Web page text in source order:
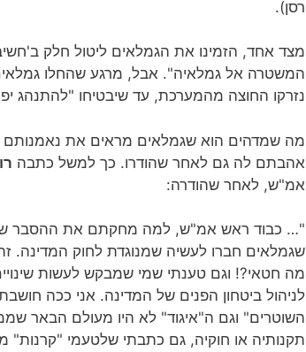
רסן).
מצד אחד, הזמינו את הגמלאים ליטול חלק
המשטרה אל גמלאיה". אבל, מרגע שהחלו
נזרקו החוצה מהמערכת, עד שיבטיחו "להתנהג
מה שמדהים הוא שגמלאים מראים את
אהבתם לה גם לאחר שהודרו. כך למשל כתבה
אמ"ש, לאחר שהודרה:
"… כבוד ראש אמ"ש, למה מחקתם את ההסבר
שגמלאים חברו לעשיה שמנוגדת לחוק
מה חטאי?! וגם טענתי שמי שמבקש לעשות
לניהול ביטחון הפנים של המדינה. אני ככה
השוטרים" וגם ה"איגוד" לא היו מעולם הבאר
תקנותיה או חוקיה, גם כתבתי שלטעמי "קרנות"